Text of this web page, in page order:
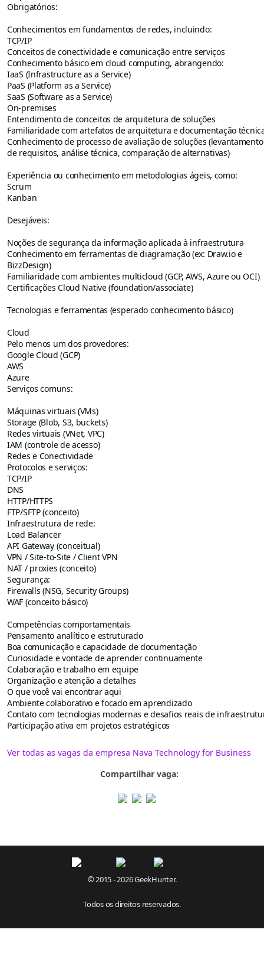
Obrigatórios:
Conhecimentos em fundamentos de redes, incluindo:
TCP/IP
Conceitos de conectividade e comunicação entre serviços
Conhecimento básico em cloud computing, abrangendo:
IaaS (Infrastructure as a Service)
PaaS (Platform as a Service)
SaaS (Software as a Service)
On-premises
Entendimento de conceitos de arquitetura de soluções
Familiaridade com artefatos de arquitetura e documentação
Conhecimento de processo de avaliação de soluções (levantamento
de requisitos, análise técnica, comparação de alternativas)
Experiência ou conhecimento em metodologias ágeis, como:
Scrum
Kanban
Desejáveis:
Noções de segurança da informação aplicada à infraestrutura
Conhecimento em ferramentas de diagramação (ex: Draw.io e
BizzDesign)
Familiaridade com ambientes multicloud (GCP, AWS, Azure ou OCI)
Certificações Cloud Native (foundation/associate)
Tecnologias e ferramentas (esperado conhecimento básico)
Cloud
Pelo menos um dos provedores:
Google Cloud (GCP)
AWS
Azure
Serviços comuns:
Máquinas virtuais (VMs)
Storage (Blob, S3, buckets)
Redes virtuais (VNet, VPC)
IAM (controle de acesso)
Redes e Conectividade
Protocolos e serviços:
TCP/IP
DNS
HTTP/HTTPS
FTP/SFTP (conceito)
Infraestrutura de rede:
Load Balancer
API Gateway (conceitual)
VPN / Site-to-Site / Client VPN
NAT / proxies (conceito)
Segurança:
Firewalls (NSG, Security Groups)
WAF (conceito básico)
Competências comportamentais
Pensamento analítico e estruturado
Boa comunicação e capacidade de documentação
Curiosidade e vontade de aprender continuamente
Colaboração e trabalho em equipe
Organização e atenção a detalhes
O que você vai encontrar aqui
Ambiente colaborativo e focado em aprendizado
Contato com tecnologias modernas e desafios reais de
Participação ativa em projetos estratégicos
Ver todas as vagas da empresa Nava Technology for Business
Compartilhar vaga:
© 2015 - 2026 GeekHunter.
Todos os direitos reservados.